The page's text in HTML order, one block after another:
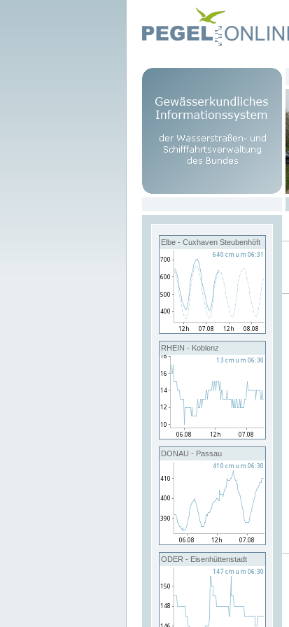
Elbe - Cuxhaven Steubenhöft
RHEIN - Koblenz
DONAU - Passau
ODER - Eisenhüttenstadt